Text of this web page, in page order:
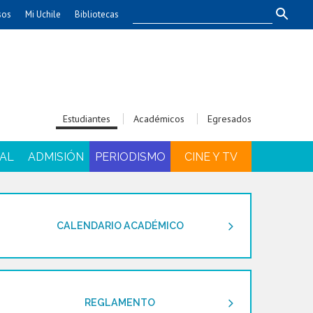
Comunicación e Imagen
Economía y Negocios
Gobierno
Odontología
Estudios Internacionales
Mi Uchile Bibliotecas
Estudiantes Académicos Egresados
ADMISIÓN PERIODISMO CINE Y TV
CALENDARIO ACADÉMICO
REGLAMENTO